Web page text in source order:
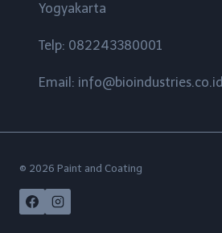
Yogyakarta
Telp: 082243380001
Email: info@bioindustries.co.id
© 2026 Paint and Coating